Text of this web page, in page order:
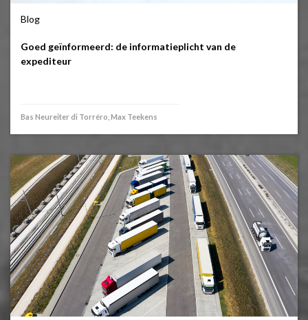
Blog
Goed geïnformeerd: de informatieplicht van de
expediteur
Bas Neureiter di Torréro, Max Teekens